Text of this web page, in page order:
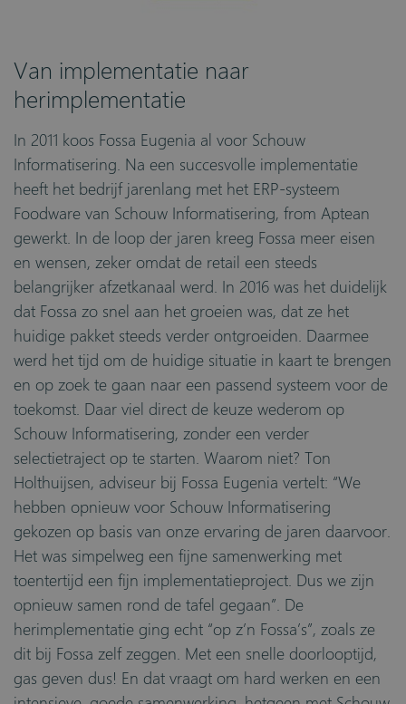
Van implementatie naar
herimplementatie
In 2011 koos Fossa Eugenia al voor Schouw
Informatisering. Na een succesvolle implementatie
heeft het bedrijf jarenlang met het ERP-systeem
Foodware van Schouw Informatisering, from Aptean
gewerkt. In de loop der jaren kreeg Fossa meer eisen
en wensen, zeker omdat de retail een steeds
belangrijker afzetkanaal werd. In 2016 was het duidelijk
dat Fossa zo snel aan het groeien was, dat ze het
huidige pakket steeds verder ontgroeiden. Daarmee
werd het tijd om de huidige situatie in kaart te brengen
en op zoek te gaan naar een passend systeem voor de
toekomst. Daar viel direct de keuze wederom op
Schouw Informatisering, zonder een verder
selectietraject op te starten. Waarom niet? Ton
Holthuijsen, adviseur bij Fossa Eugenia vertelt: “We
hebben opnieuw voor Schouw Informatisering
gekozen op basis van onze ervaring de jaren daarvoor.
Het was simpelweg een fijne samenwerking met
toentertijd een fijn implementatieproject. Dus we zijn
opnieuw samen rond de tafel gegaan”. De
herimplementatie ging echt “op z’n Fossa’s”, zoals ze
dit bij Fossa zelf zeggen. Met een snelle doorlooptijd,
gas geven dus! En dat vraagt om hard werken en een